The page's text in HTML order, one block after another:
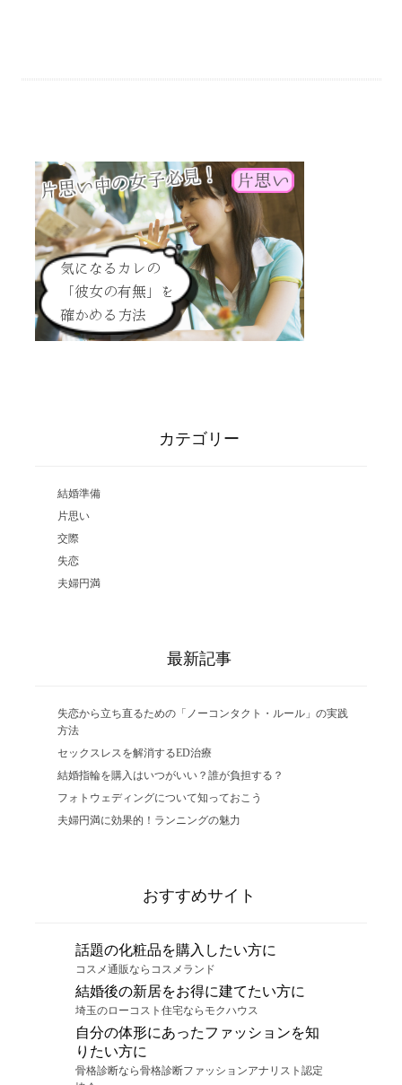
カテゴリー
結婚準備
片思い
交際
失恋
夫婦円満
最新記事
失恋から立ち直るための「ノーコンタクト・ルール」の実践
方法
セックスレスを解消するED治療
結婚指輪を購入はいつがいい？誰が負担する？
フォトウェディングについて知っておこう
夫婦円満に効果的！ランニングの魅力
おすすめサイト
話題の化粧品を購入したい方に
コスメ通販ならコスメランド
結婚後の新居をお得に建てたい方に
埼玉のローコスト住宅ならモクハウス
自分の体形にあったファッションを知
りたい方に
骨格診断なら骨格診断ファッションアナリスト認定